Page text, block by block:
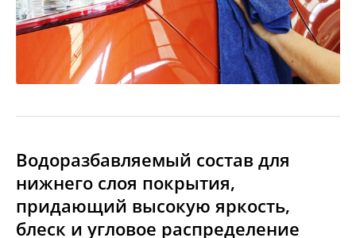
Водоразбавляемый состав для
нижнего слоя покрытия,
придающий высокую яркость,
блеск и угловое распределение